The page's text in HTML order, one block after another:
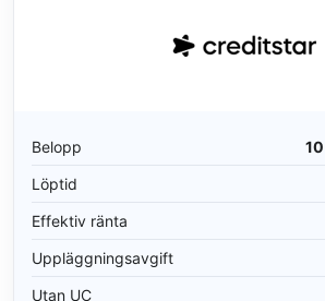
Belopp
Löptid
Effektiv ränta
Uppläggningsavgift
Utan UC